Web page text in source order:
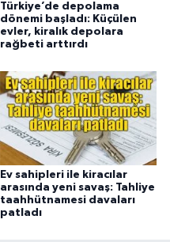
Türkiye’de depolama
dönemi başladı: Küçülen
evler, kiralık depolara
rağbeti arttırdı
Ev sahipleri ile kiracılar
arasında yeni savaş: Tahliye
taahhütnamesi davaları
patladı